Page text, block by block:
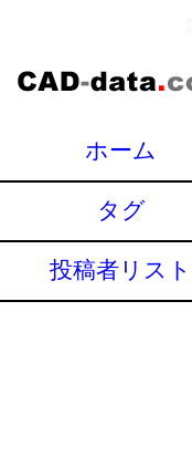
ホーム
タグ
投稿者リスト